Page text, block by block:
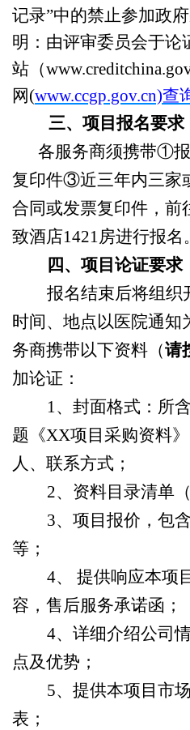
记录”中的禁止参加政
明：由评审委员会于论
站（
网(www.ccgp.gov.cn)查
三、项目报名要求
各服务商须携带①报
复印件③近三年内三家
合同或发票复印件， 前
致酒店1421房进行报名 。
四、项目论证要求
报名结束后将组织
时间、地点以医院通知
务商携带以下资料（请
加论证 ：
1、封面格式：所
题《XX项目采购资料
人、联系方式；
2、资料目录清单
3、项目报价，包
等；
4、 提供响应本项
容，售后服务承诺函；
4、详细介绍公司
点及优势；
5、提供本项目市
表；